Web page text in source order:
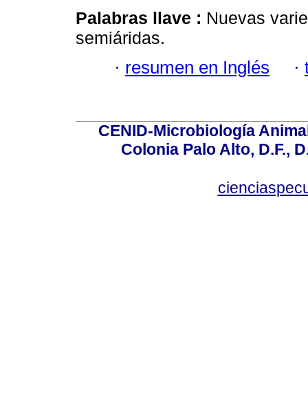
Palabras llave : Nuevas
semiáridas.
· resumen en Inglés ·
CENID-Microbiología
Colonia Palo Alto, D.F.,